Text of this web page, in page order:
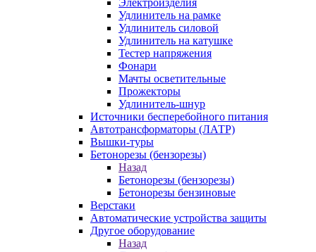
Электроизделия
Удлинитель на рамке
Удлинитель силовой
Удлинитель на катушке
Тестер напряжения
Фонари
Мачты осветительные
Прожекторы
Удлинитель-шнур
Источники бесперебойного питания
Автотрансформаторы (ЛАТР)
Вышки-туры
Бетонорезы (бензорезы)
Назад
Бетонорезы (бензорезы)
Бетонорезы бензиновые
Верстаки
Автоматические устройства защиты
Другое оборудование
Назад